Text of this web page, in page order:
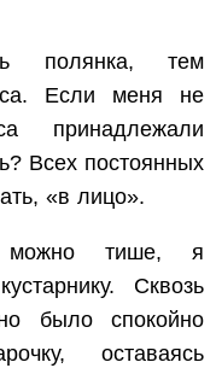
полянка, тем
Если меня не
принадлежали
Всех постоянных
«в лицо».
можно тише, я
Сквозь
было спокойно
оставаясь